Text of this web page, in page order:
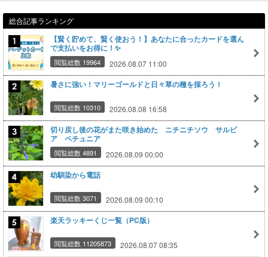
総合記事ランキング
【賢く貯めて、賢く使おう！】あなたに合ったカードを選ん
で支払いをお得に！✨
閲覧総数 19964 2026.08.07 11:00
暑さに強い！マリーゴールドと日々草の種を採ろう！
閲覧総数 10310 2026.08.08 16:58
切り戻し後の花がまた咲き始めた ニチニチソウ サルビ
ア ペチュニア
閲覧総数 4891 2026.08.09 00:00
幼馴染から電話
閲覧総数 3071 2026.08.09 00:10
楽天ラッキーくじ一覧（PC版）
閲覧総数 11205873 2026.08.07 08:35